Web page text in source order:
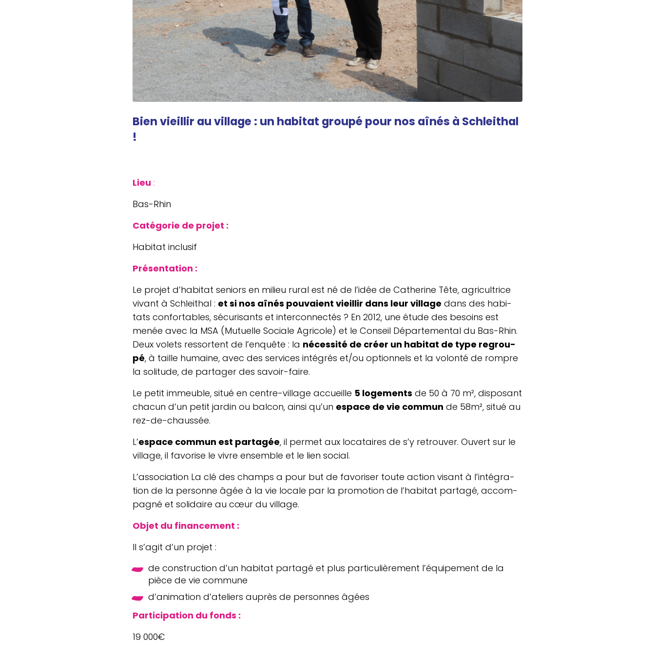
Bien vieillir au village : un habitat groupé pour nos aînés à Schleithal
!
Lieu :
Bas-Rhin
Caté­go­rie de projet :
Habitat inclu­sif
Pré­sen­ta­tion :
Le projet d’habitat seniors en milieu rural est né de l’idée de Cathe­rine Tête, agri­cul­trice
vivant à Schlei­thal : et si nos aînés pou­vaient vieillir dans leur village dans des habi­
tats confor­tables, sécu­ri­sants et inter­con­nec­tés ? En 2012, une étude des besoins est
menée avec la MSA (Mutuelle Sociale Agri­cole) et le Conseil Dépar­te­men­tal du Bas-Rhin.
Deux volets res­sortent de l’enquête : la néces­si­té de créer un habitat de type regrou­
pé, à taille humaine, avec des ser­vices inté­grés et/​ou option­nels et la volonté de rompre
la soli­tude, de par­ta­ger des savoir-faire.
Le petit immeuble, situé en centre-village accueille 5 loge­ments de 50 à 70 m², dis­po­sant
chacun d’un petit jardin ou balcon, ainsi qu’un espace de vie commun de 58m², situé au
rez-de-chaussée.
L’espace commun est par­ta­gée, il permet aux loca­taires de s’y retrou­ver. Ouvert sur le
village, il favo­rise le vivre ensemble et le lien social.
L’as­so­cia­tion La clé des champs a pour but de favo­ri­ser toute action visant à l’in­té­gra­
tion de la per­sonne âgée à la vie locale par la pro­mo­tion de l’ha­bi­tat partagé, accom­
pa­gné et soli­daire au cœur du village.
Objet du financement :
Il s’agit d’un projet :
de construc­tion d’un habitat partagé et plus par­ti­cu­liè­re­ment l’é­qui­pe­ment de la
pièce de vie commune
d’a­ni­ma­tion d’a­te­liers auprès de per­sonnes âgées
Par­ti­ci­pa­tion du fonds :
19 000€